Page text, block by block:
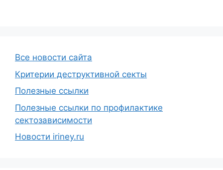
Все новости сайта
Критерии деструктивной секты
Полезные ссылки
Полезные ссылки по профилактике
сектозависимости
Новости iriney.ru